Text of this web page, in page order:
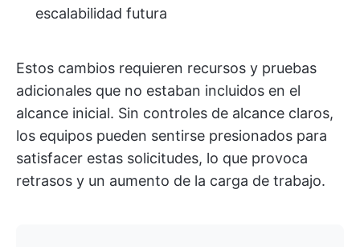
escalabilidad futura
Estos cambios requieren recursos y pruebas
adicionales que no estaban incluidos en el
alcance inicial. Sin controles de alcance claros,
los equipos pueden sentirse presionados para
satisfacer estas solicitudes, lo que provoca
retrasos y un aumento de la carga de trabajo.